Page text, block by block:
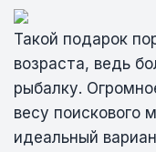
Такой подарок
возраста, ведь
рыбалку.
весу поискового
идеальный